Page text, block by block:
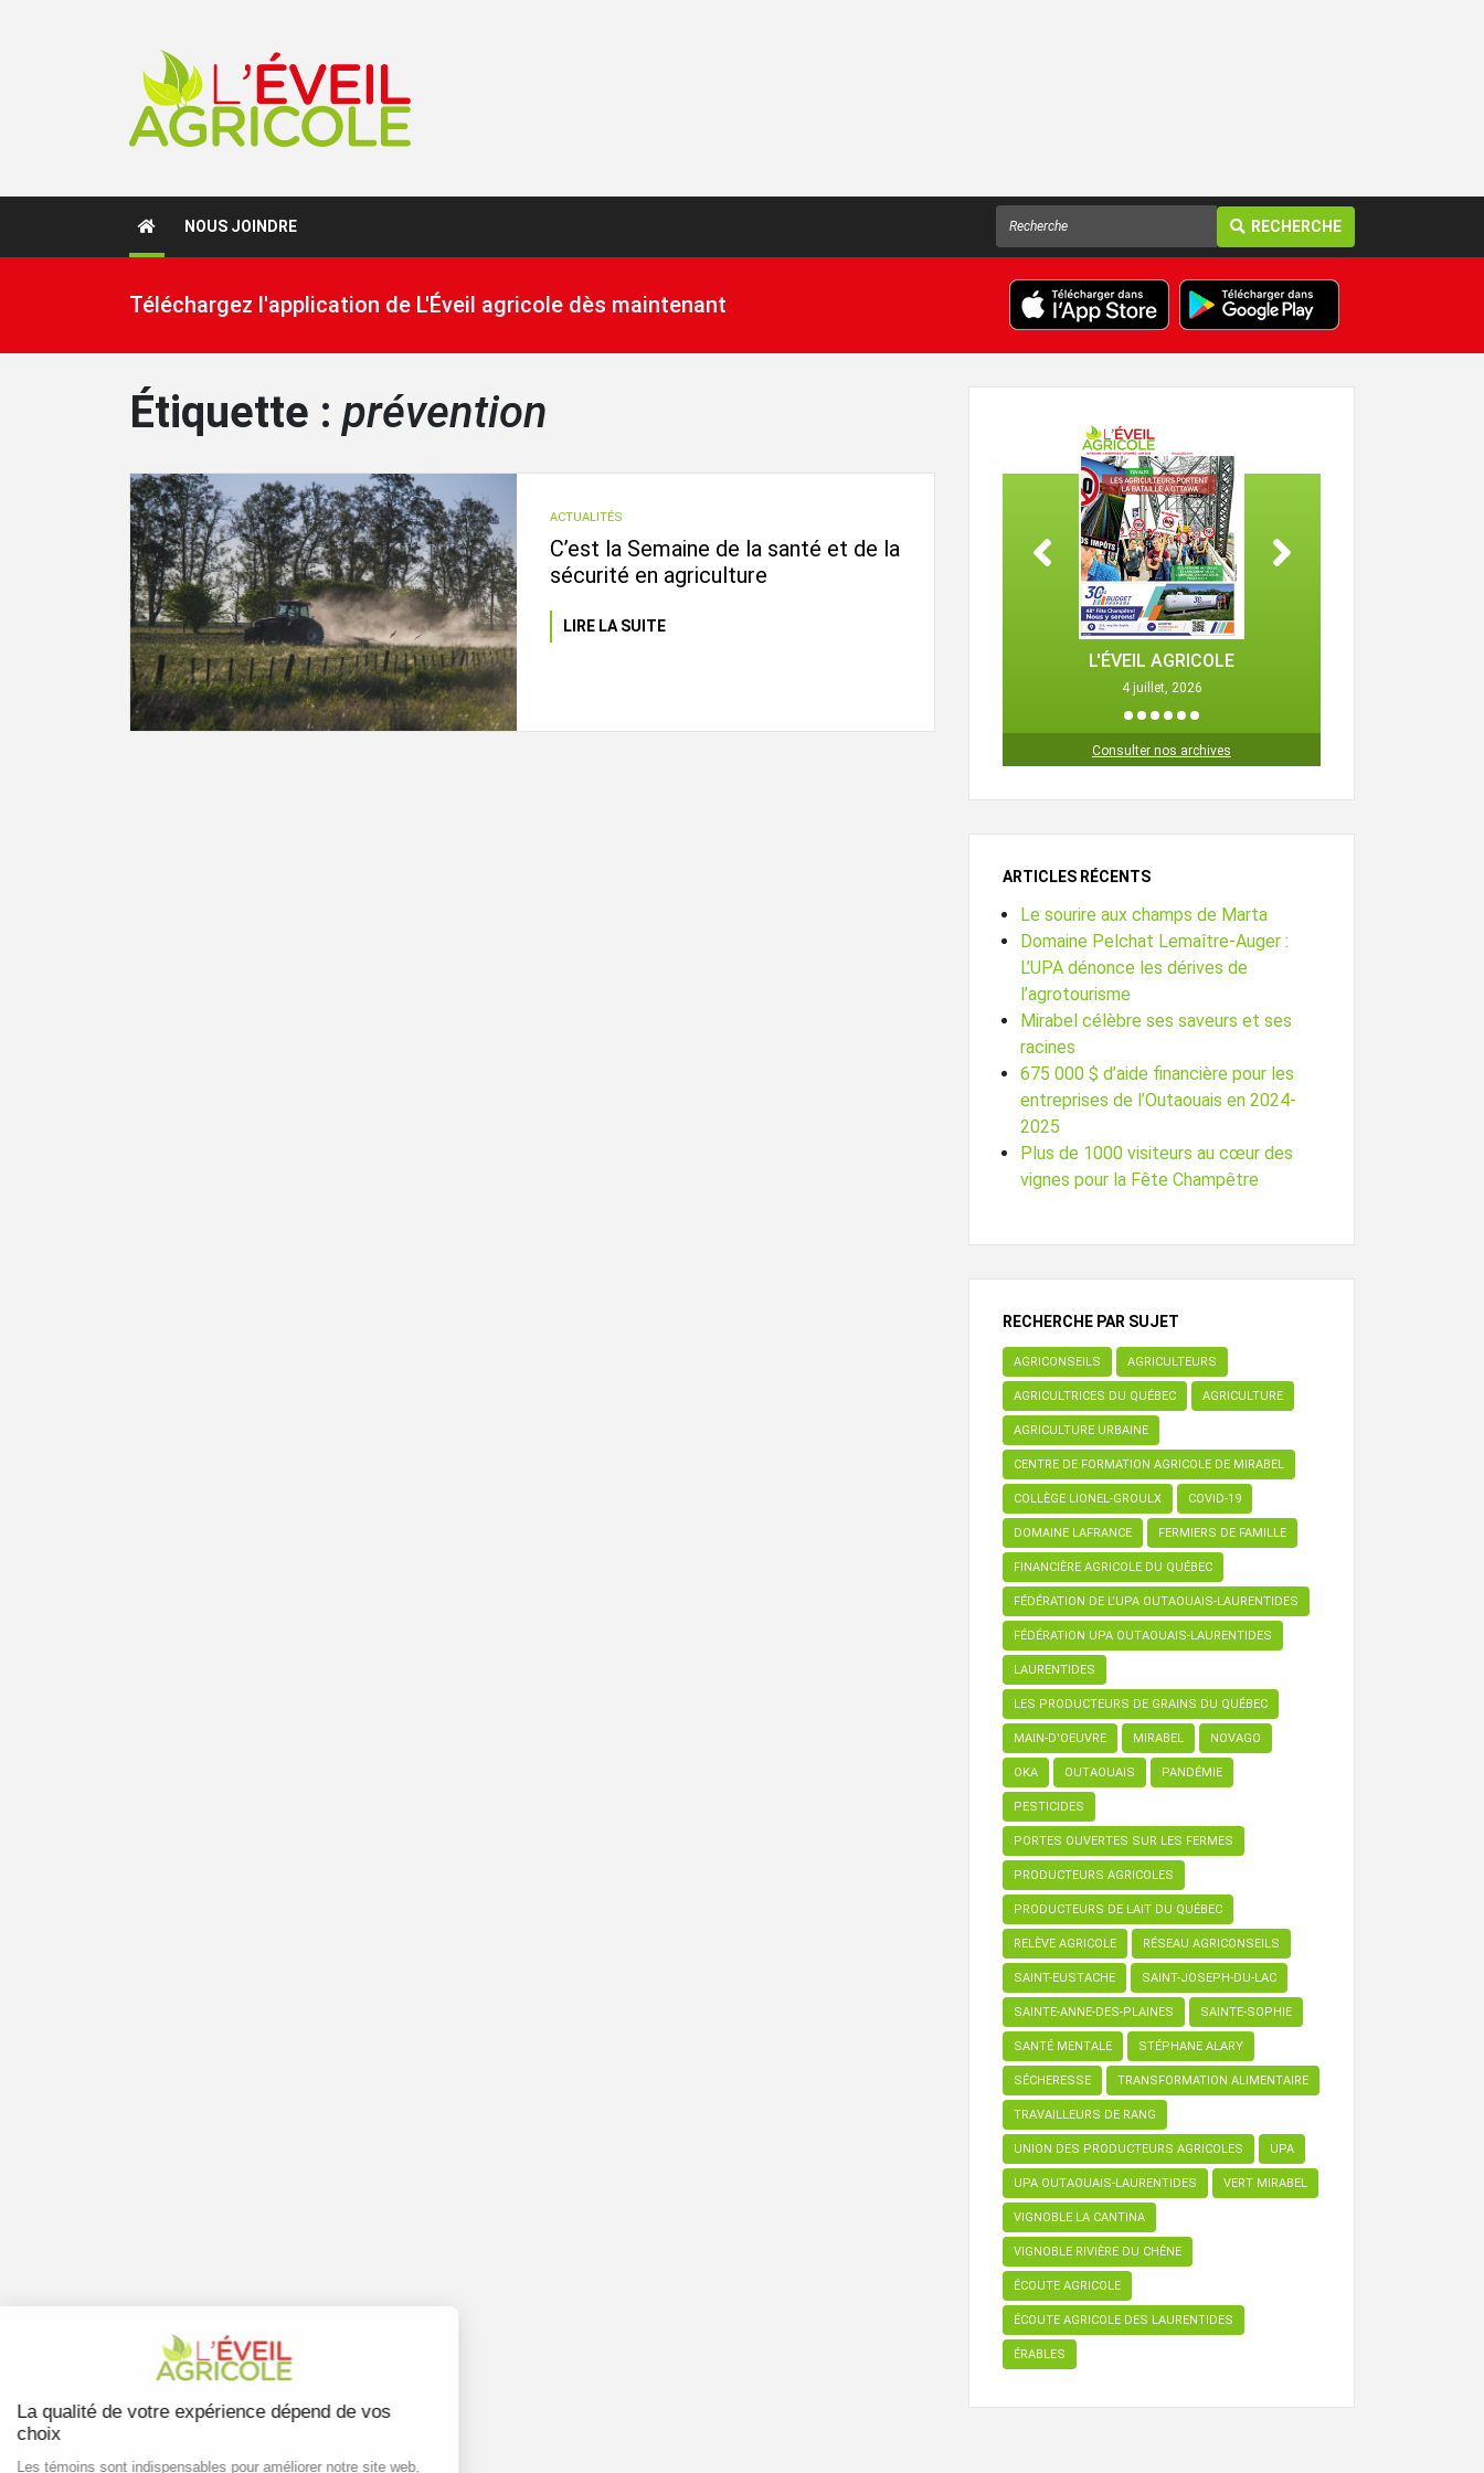
NOUS JOINDRE RECHERCHE
Téléchargez l'application de L'Éveil agricole dès maintenant
Étiquette : prévention
ACTUALITÉS
C’est la Semaine de la santé et de la
sécurité en agriculture
LIRE LA SUITE
L'ÉVEIL AGRICOLE
4 juillet, 2026
1 2 3 4 5
Consulter nos archives
ARTICLES RÉCENTS
Le sourire aux champs de Marta
Domaine Pelchat Lemaître-Auger :
L’UPA dénonce les dérives de
l’agrotourisme
Mirabel célèbre ses saveurs et ses
racines
675 000 $ d’aide financière pour les
entreprises de l’Outaouais en 2024-
2025
Plus de 1000 visiteurs au cœur des
vignes pour la Fête Champêtre
RECHERCHE PAR SUJET
AGRICONSEILS AGRICULTEURS
AGRICULTRICES DU QUÉBEC AGRICULTURE
AGRICULTURE URBAINE
CENTRE DE FORMATION AGRICOLE DE MIRABEL
COLLÈGE LIONEL-GROULX COVID-19
DOMAINE LAFRANCE FERMIERS DE FAMILLE
FINANCIÈRE AGRICOLE DU QUÉBEC
FÉDÉRATION DE L’UPA OUTAOUAIS-LAURENTIDES
FÉDÉRATION UPA OUTAOUAIS-LAURENTIDES
LAURENTIDES
LES PRODUCTEURS DE GRAINS DU QUÉBEC
MAIN-D'OEUVRE MIRABEL NOVAGO
OKA OUTAOUAIS PANDÉMIE
PESTICIDES
PORTES OUVERTES SUR LES FERMES
PRODUCTEURS AGRICOLES
PRODUCTEURS DE LAIT DU QUÉBEC
RELÈVE AGRICOLE RÉSEAU AGRICONSEILS
SAINT-EUSTACHE SAINT-JOSEPH-DU-LAC
SAINTE-ANNE-DES-PLAINES SAINTE-SOPHIE
SANTÉ MENTALE STÉPHANE ALARY
SÉCHERESSE TRANSFORMATION ALIMENTAIRE
TRAVAILLEURS DE RANG
UNION DES PRODUCTEURS AGRICOLES UPA
UPA OUTAOUAIS-LAURENTIDES VERT MIRABEL
VIGNOBLE LA CANTINA
VIGNOBLE RIVIÈRE DU CHÊNE
ÉCOUTE AGRICOLE
ÉCOUTE AGRICOLE DES LAURENTIDES
ÉRABLES